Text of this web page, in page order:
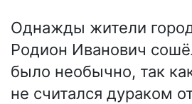
Однажды жители
Родион Иванович
было необычно, так
не считался дураком